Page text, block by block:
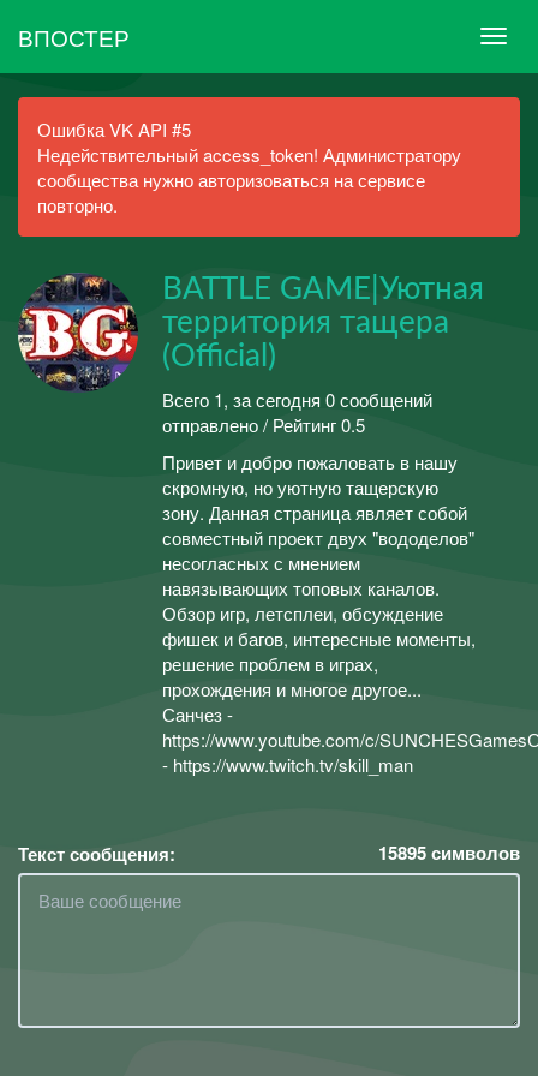
ВПОСТЕР
Ошибка VK API #5
Недействительный access_token! Администратору
сообщества нужно авторизоваться на сервисе
повторно.
BATTLE GAME|Уютная
территория тащера
(Official)
Всего 1, за сегодня 0 сообщений
отправлено / Рейтинг 0.5
Привет и добро пожаловать в нашу
скромную, но уютную тащерскую
зону. Данная страница являет собой
совместный проект двух "вододелов"
несогласных с мнением
навязывающих топовых каналов.
Обзор игр, летсплеи, обсуждение
фишек и багов, интересные моменты,
решение проблем в играх,
прохождения и многое другое...
Санчез -
https://www.youtube.com/c/
- https://www.twitch.tv/skill_man
Текст сообщения: 15895символов